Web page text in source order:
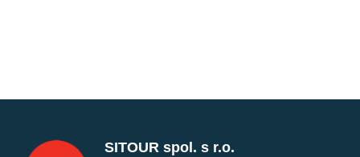
SITOUR spol. s r.o.